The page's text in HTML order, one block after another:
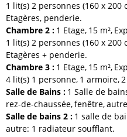
1 lit(s) 2 personnes (160 x 200
Etagères, penderie
Chambre 2 : 1 Etage 15 m²
1 lit(s) 2 personnes (160 x 200
Etagères + penderie
Chambre 3 : 1 Etage 15 m²
4 lit(s) 1 personne 1 armoire 2
Salle de Bains : 1 Salle de
rez-de-chaussée fenêtre
Salle de bains 2 : 1 salle de
autre: 1 radiateur soufflant